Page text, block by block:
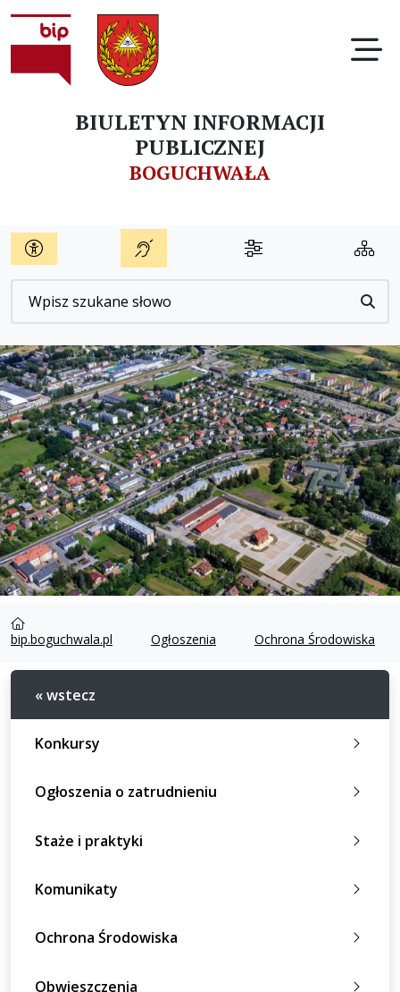
Wyszukiwarka
BIULETYN INFORMACJI
PUBLICZNEJ
BOGUCHWAŁA
bip.boguchwala.pl Ogłoszenia Ochrona Środowiska
« wstecz
Konkursy
Ogłoszenia o zatrudnieniu
Staże i praktyki
Komunikaty
Ochrona Środowiska
Obwieszczenia